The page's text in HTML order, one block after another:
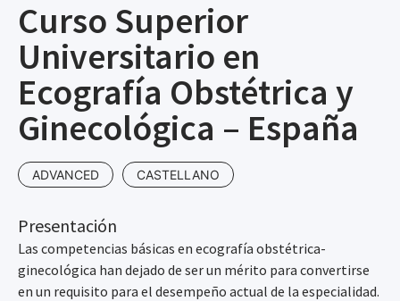
Curso Superior
Universitario en
Ecografía Obstétrica y
Ginecológica – España
ADVANCED CASTELLANO
Presentación
Las competencias básicas en ecografía obstétrica-
ginecológica han dejado de ser un mérito para convertirse
en un requisito para el desempeño actual de la especialidad.